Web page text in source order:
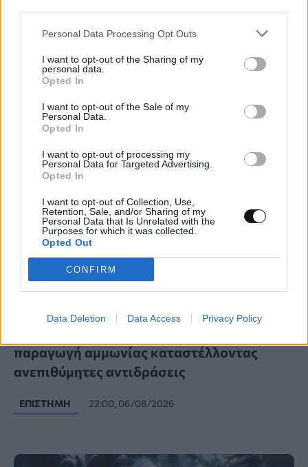
Personal Data Processing Opt Outs
I want to opt-out of the Sharing of my
personal data.
Opted In
I want to opt-out of the Sale of my
Personal Data.
Opted In
I want to opt-out of processing my
Personal Data for Targeted Advertising.
Opted In
I want to opt-out of Collection, Use,
Retention, Sale, and/or Sharing of my
Personal Data that Is Unrelated with the
Purposes for which it was collected.
Opted Out
CONFIRM
Data Deletion Data Access Privacy Policy
της Apple μπορεί να αποκαλύψει την
πραγματική διεύθυνση IP
MUST READ
παραγωγή αμμωνίας καταστέλλοντας
ανεπιθύμητες αντιδράσεις
ΕΠΙΣΤΉΜΗ 22:00, 06/08/2026